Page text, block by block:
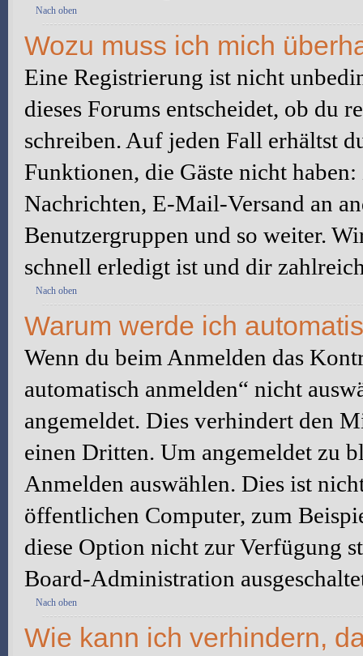
Nach oben
Wozu muss ich mich
Eine Registrierung ist nicht
dieses Forums entscheidet, ob du
schreiben. Auf jeden Fall erhältst
Funktionen, die Gäste nicht
Nachrichten, E-Mail-Versand an
Benutzergruppen und so weiter.
schnell erledigt ist und dir
Nach oben
Warum werde ich
Wenn du beim Anmelden das
automatisch anmelden“ nicht
angemeldet. Dies verhindert den
einen Dritten. Um angemeldet zu
Anmelden auswählen. Dies ist
öffentlichen Computer, zum
diese Option nicht zur Verfügung
Board-Administration
Nach oben
Wie kann ich verhindern,